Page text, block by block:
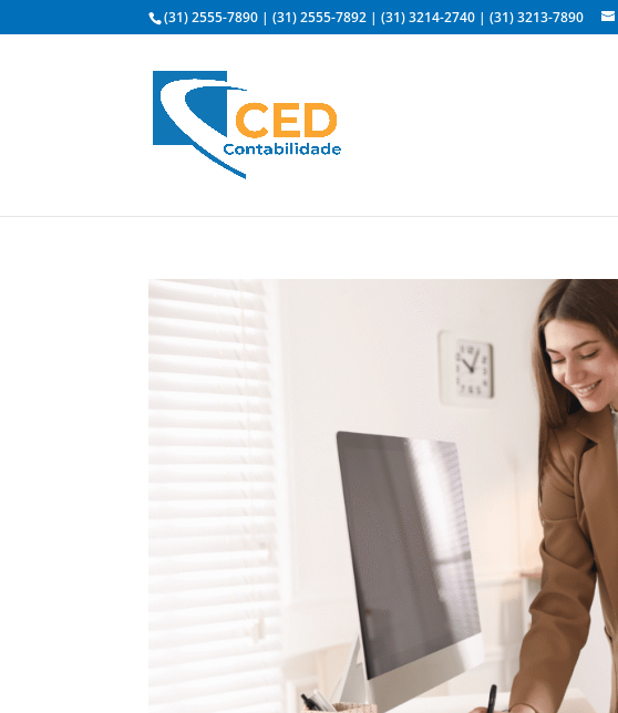
(31) 2555-7890 |(31) 2555-7892 |(31) 3214-2740 |(31) 3213-7890